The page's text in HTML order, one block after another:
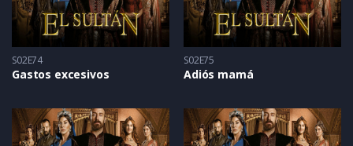
S02E74
Gastos excesivos
S02E75
Adiós mamá